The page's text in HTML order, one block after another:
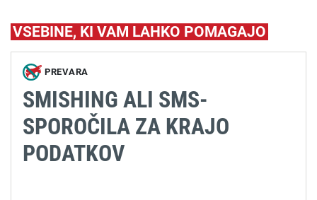
VSEBINE, KI VAM LAHKO POMAGAJO
PREVARA
SMISHING ALI SMS-
SPOROČILA ZA KRAJO
PODATKOV